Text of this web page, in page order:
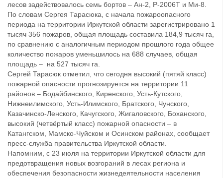
лесов задействовалось семь бортов – Ан-2, P-2006T и Ми-8.
По словам Сергея Тарасюка, с начала пожароопасного
периода на территории Иркутской области зарегистрировано 1
тысяч 356 пожаров, общая площадь составила 184,9 тысяч га,
по сравнению с аналогичным периодом прошлого года общее
количество пожаров уменьшилось на 688 случаев, общая
площадь – на 527 тысяч га.
Сергей Тарасюк отметил, что сегодня высокий (пятяй класс)
пожарной опасности прогнозируется на территории 11
районов – Бодайбинского, Киренского, Усть-Кутского,
Нижнеилимского, Усть-Илимского, Братского, Чунского,
Казачинско-Ленского, Качугского, Жигаловского, Боханского,
высокий (четвёртый класс) пожарной опасности – в
Катангском, Мамско-Чуйском и Осинском районах, сообщает
пресс-служба правительства Иркутской области.
Напомним, с 23 июля на территории Иркутской области для
предотвращения новых возгораний в лесах региона и
обеспечения безопасности жизнедеятельности населения